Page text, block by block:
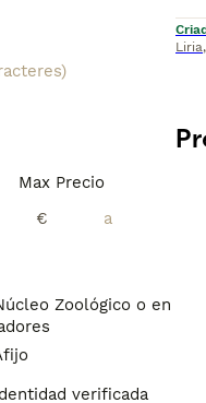
Max Precio
€
Zoológico o en el
verificada
Liria,